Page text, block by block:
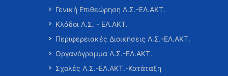
Γενική Επιθεώρηση Λ.Σ.-ΕΛ.ΑΚΤ.
Κλάδοι Λ.Σ. - ΕΛ.ΑΚΤ.
Περιφερειακές Διοικήσεις Λ.Σ.-ΕΛ.ΑΚΤ.
Οργανόγραμμα Λ.Σ.-ΕΛ.ΑΚΤ.
Σχολές Λ.Σ.-ΕΛ.ΑΚΤ.-Κατάταξη